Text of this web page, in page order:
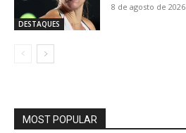
DESTAQUES
8 de agosto de 2026
MOST POPULAR